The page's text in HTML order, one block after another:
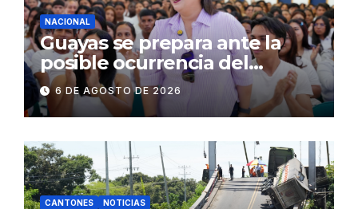
NACIONAL
Guayas se prepara ante la
posible ocurrencia del
fenómeno de El Niño:
Gobierno Nacional capacita a
2.500 jóvenes
6 DE AGOSTO DE 2026
CANTONES NOTICIAS